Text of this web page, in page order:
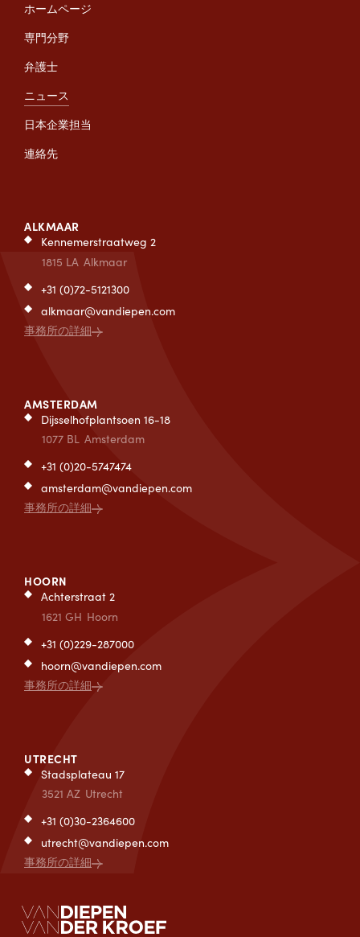
ホームページ
専門分野
弁護士
ニュース
日本企業担当
連絡先
ALKMAAR
Kennemerstraatweg 2
1815 LA Alkmaar
+31 (0)72-5121300
alkmaar@vandiepen.com
事務所の詳細
AMSTERDAM
Dijsselhofplantsoen 16-18
1077 BL Amsterdam
+31 (0)20-5747474
amsterdam@vandiepen.com
事務所の詳細
HOORN
Achterstraat 2
1621 GH Hoorn
+31 (0)229-287000
hoorn@vandiepen.com
事務所の詳細
UTRECHT
Stadsplateau 17
3521 AZ Utrecht
+31 (0)30-2364600
utrecht@vandiepen.com
事務所の詳細